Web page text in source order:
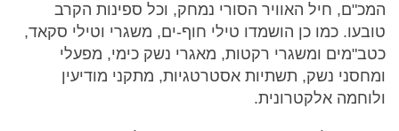
המכ"ם, חיל האוויר הסורי נמחק, וכל ספינות הקרב
טובעו. כמו כן הושמדו טילי חוף-ים, משגרי וטילי סקאד,
כטב"מים ומשגרי רקטות, מאגרי נשק כימי, מפעלי
ומחסני נשק, תשתיות אסטרטגיות, מתקני מודיעין
ולוחמה אלקטרונית.